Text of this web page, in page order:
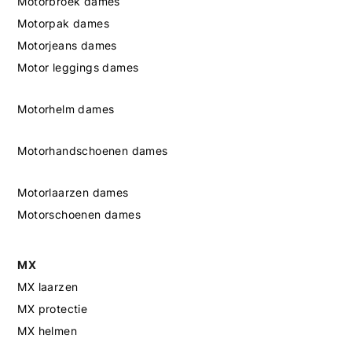
Motorpak dames
Motorjeans dames
Motor leggings dames
Motorhelm dames
Motorhandschoenen dames
Motorlaarzen dames
Motorschoenen dames
MX
MX laarzen
MX protectie
MX helmen